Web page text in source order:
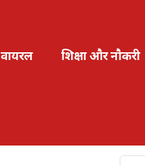
वायरल शिक्षा और नौकरी